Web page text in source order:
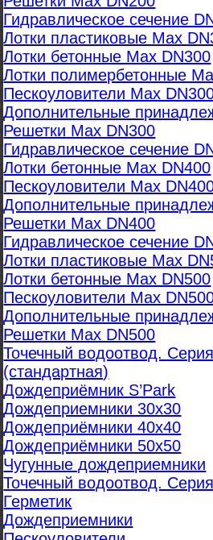
Гидравлическое сечение
Лотки пластиковые Max
Лотки бетонные Max DN300
Лотки полимербетонные
Пескоуловители Max
Дополнительные
Решетки Max DN300
Гидравлическое сечение
Лотки бетонные Max DN400
Пескоуловители Max
Дополнительные
Решетки Max DN400
Гидравлическое сечение
Лотки пластиковые Max
Лотки бетонные Max DN500
Пескоуловители Max
Дополнительные
Решетки Max DN500
Точечный водоотвод.
(стандартная)
Дождеприёмник S’Park
Дождеприемники 30х30
Дождеприёмники 40х40
Дождеприёмники 50х50
Чугунные дождеприемники
Точечный водоотвод.
Герметик
Дождеприемники